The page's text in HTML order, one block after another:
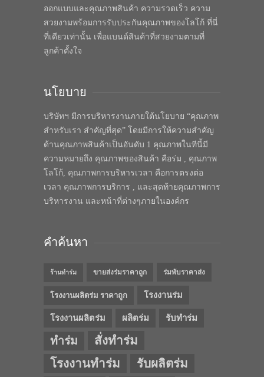
ออกแบบและคุณภาพสินค้า ความรวดเร็ว ความ
สวยงามพร้อมการรับประกันคุณภาพของโลโก้ ที่นี่
ที่เดียวเท่านั้น เพื่อแบนด์สินค้าที่สวยงามตามที่
ลูกค้าตั้งใจ
นโยบาย
บริษัทฯ มีการบริหารงานภายใต้นโยบาย “คุณภาพ
สำหรับเรา สำคัญที่สุด” โดยมีการให้ความสำคัญ
ด้านคุณภาพสินค้าเป็นอันดับ 1 คุณภาพในทีนี้มี
ความหมายถึง คุณภาพของสินค้า คือร่ม , คุณภาพ
โลโก้, คุณภาพการบริหารเวลา คือการตรงต่อ
เวลา คุณภาพการบริการ , และสุดท้ายคุณภาพการ
บริหารงาน และหน้าที่ต่างๆภายในองค์กร
คำค้นหา
ร้านทำร่ม ขายส่งร่มราคาถูก ร่มพับราคาส่ง
โรงงานผลิตร่ม ราคาถูก โรงงานร่ม
โรงงานผลิตร่ม ผลิตร่ม รับทำร่ม
ทำร่ม
สั่งทำร่ม
โรงงานทำร่ม
รับผลิตร่ม